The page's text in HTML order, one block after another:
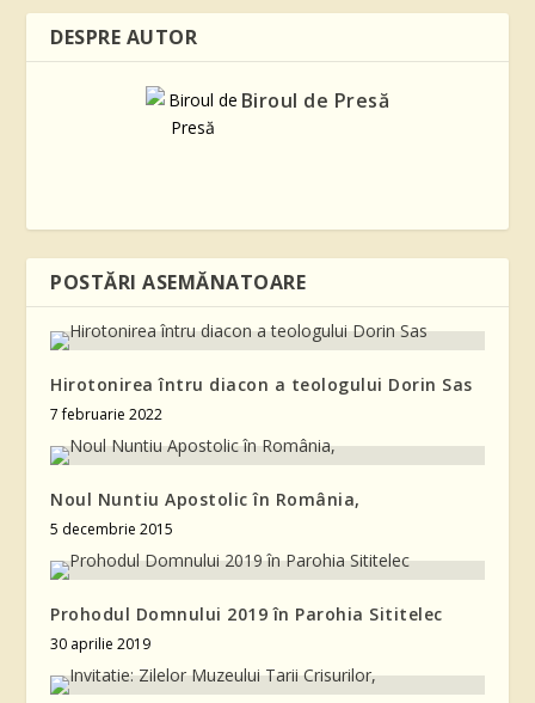
DESPRE AUTOR
Biroul de Presă
POSTĂRI ASEMĂNATOARE
Hirotonirea întru diacon a teologului Dorin Sas
7 februarie 2022
Noul Nuntiu Apostolic în România,
5 decembrie 2015
Prohodul Domnului 2019 în Parohia Sititelec
30 aprilie 2019